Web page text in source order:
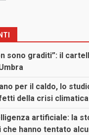
sono graditi”: il
per il caldo, lo
della crisi climatica
artificiale: la
che hanno tentato